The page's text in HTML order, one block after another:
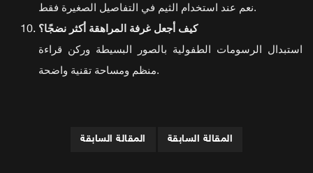
نعم عند استخدام الثيم في التفاصيل الصغيرة فقط.
كيف أجعل غرفة المراهقة أكثر نضجًا؟
استبدال الرسومات الطفولية بالصور البسيطة وركن قراءة
منظم ومساحة تقنية واضحة.
المقالة السابقة المقالة السابقة